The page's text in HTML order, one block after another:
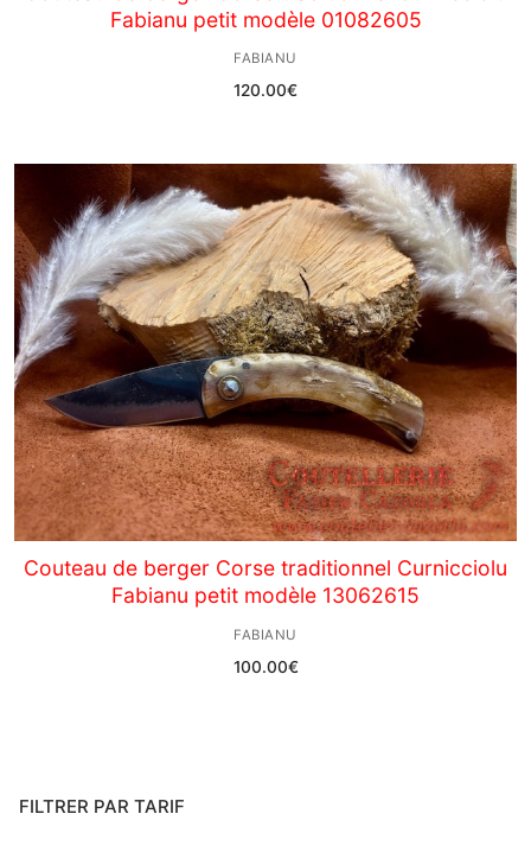
Fabianu petit modèle 01082605
FABIANU
120.00€
Couteau de berger Corse traditionnel Curnicciolu
Fabianu petit modèle 13062615
FABIANU
100.00€
FILTRER PAR TARIF